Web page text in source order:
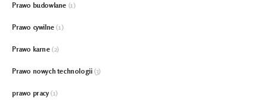
Prawo budowlane (1)
Prawo cywilne(1)
Prawo karne(2)
Prawo nowych technologii(3)
prawo pracy(1)